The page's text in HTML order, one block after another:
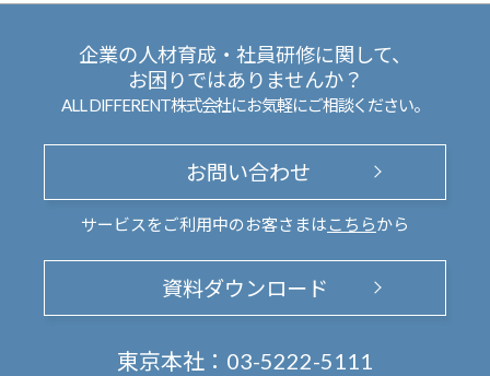
企業の人材育成・社員研修に関して、
お困りではありませんか？
ALL DIFFERENT株式会社にお気軽にご相談ください。
お問い合わせ
サービスをご利用中のお客さまは こちらから
資料ダウンロード
東京本社： 03-5222-5111